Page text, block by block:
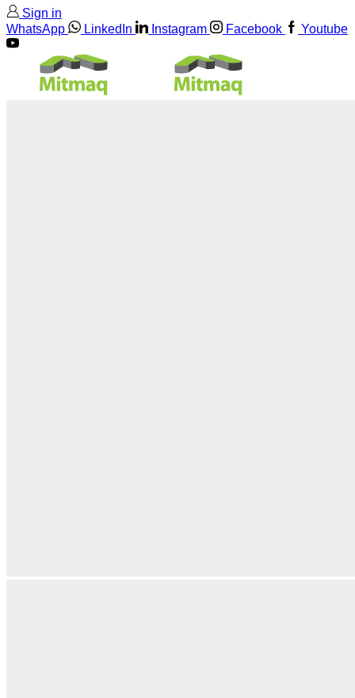
Sign in
WhatsApp
LinkedIn Instagram Facebook Youtube